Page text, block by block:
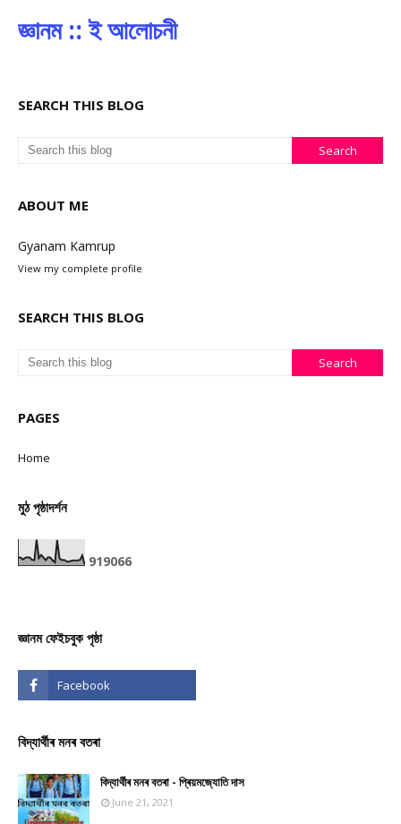
জ্ঞানম :: ই আলোচনী
SEARCH THIS BLOG
ABOUT ME
Gyanam Kamrup
View my complete profile
SEARCH THIS BLOG
PAGES
Home
মুঠ পৃষ্ঠাদৰ্শন
919066
জ্ঞানম ফেইচবুক পৃষ্ঠা
বিদ্যাৰ্থীৰ মনৰ বতৰা
বিদ্যাৰ্থীৰ মনৰ বতৰা - প্ৰিয়মজ্যোতি দাস
June 21, 2021